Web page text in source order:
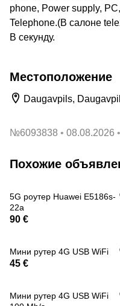
phone, Power supply,
Telephone.(В салоне
В секунду.
Местоположение
Daugavpils,
№6093838 08.08.2026
Похожие
5G роутер Huawei E5186s-
22a
90 €
Мини рутер 4G USB WiFi
45 €
Мини рутер 4G USB WiFi